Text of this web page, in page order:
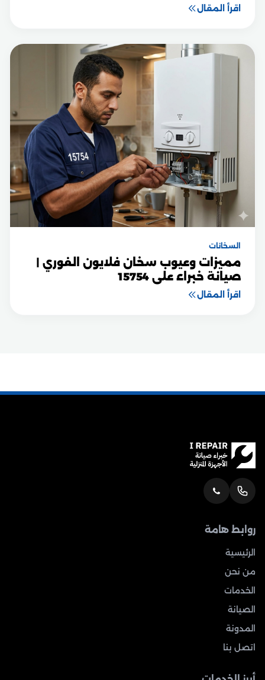
اقرأ المقال
السخانات
مميزات وعيوب سخان فلايون الفوري |
صيانة خبراء على 15754
اقرأ المقال
روابط هامة
الرئيسية
من نحن
الخدمات
الصيانة
المدونة
اتصل بنا